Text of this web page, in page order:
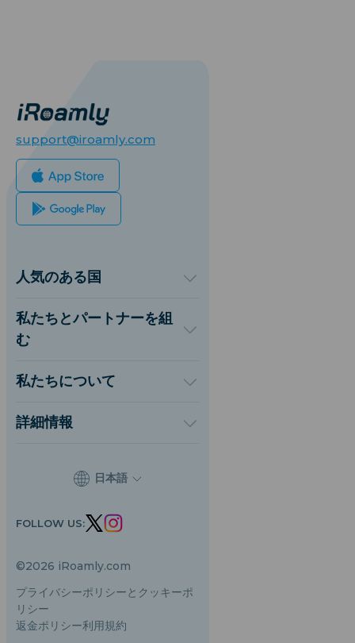
support@iroamly.com
人気のある国
イギリス
トルコ
フランス
日本
インド
スペイン
私たちとパートナーを組
む
紹介して稼ぐ
アフィリエイトプログラム
私たちについて
お問い合わせ
詳細情報
eSIMレビュー
eSIMの基礎知識
©2026 iRoamly.com
プライバシーポリシーとクッキーポ
リシー
返金ポリシー利用規約
日本語
FOLLOW US: